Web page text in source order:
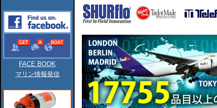
FACE BOOK
マリン情報発信